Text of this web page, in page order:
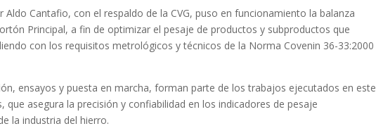
Aldo Cantafio, con el respaldo de la CVG, puso en funcionamiento la balanza
Principal, a fin de optimizar el pesaje de productos y subproductos que
con los requisitos metrológicos y técnicos de la Norma Covenin 36-33:2000
ensayos y puesta en marcha, forman parte de los trabajos ejecutados en este
que asegura la precisión y confiabilidad en los indicadores de pesaje
la industria del hierro.